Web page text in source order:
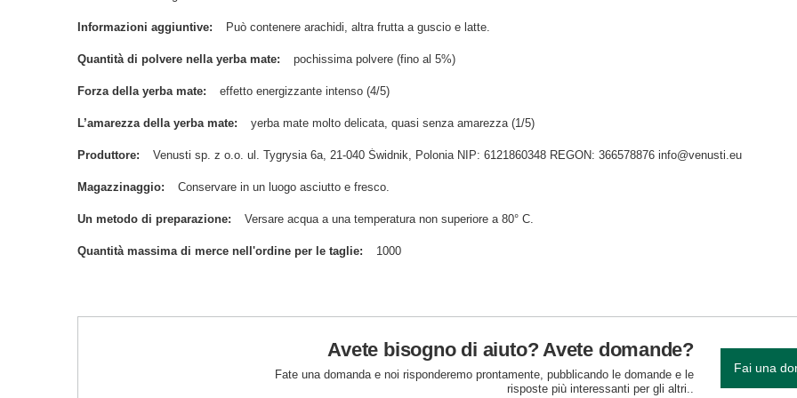
Informazioni aggiuntive Può contenere arachidi, altra frutta a guscio e latte.
Quantità di polvere nella yerba mate pochissima polvere (fino al 5%)
Forza della yerba mate effetto energizzante intenso (4/5)
L’amarezza della yerba mate yerba mate molto delicata, quasi senza amarezza (1/5)
Produttore Venusti sp. z o.o. ul. Tygrysia 6a, 21-040 Świdnik, Polonia NIP: 6121860348 REGON: 366578876 info@venusti.eu
Magazzinaggio Conservare in un luogo asciutto e fresco.
Un metodo di preparazione Versare acqua a una temperatura non superiore a 80° C.
Quantità massima di merce nell'ordine per le taglie 1000
Avete bisogno di aiuto? Avete domande?
Fate una domanda e noi risponderemo prontamente, pubblicando le domande e le
risposte più interessanti per gli altri..
Fai una